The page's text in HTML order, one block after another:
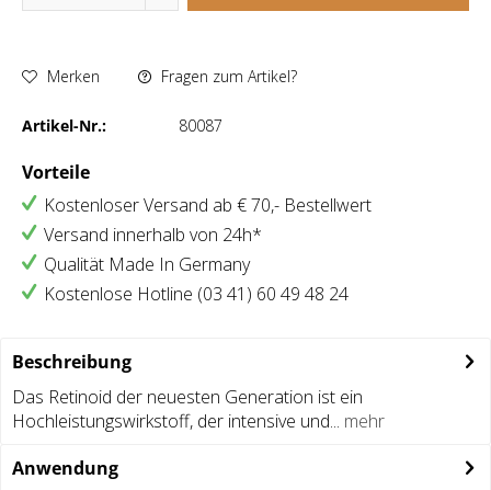
Merken Fragen zum Artikel?
Artikel-Nr.: 80087
Vorteile
Kostenloser Versand ab € 70,- Bestellwert
Versand innerhalb von 24h*
Qualität Made In Germany
Kostenlose Hotline (03 41) 60 49 48 24
Beschreibung
Das Retinoid der neuesten Generation ist ein
Hochleistungswirkstoff, der intensive und... mehr
Anwendung